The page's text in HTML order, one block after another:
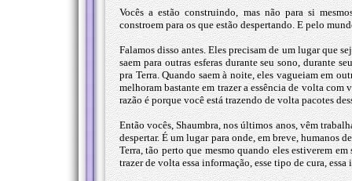
Vocês a estão construindo, mas não para si
constroem para os que estão despertando. E pelo
Falamos disso antes. Eles precisam de um lugar que
saem para outras esferas durante seu sono, durante
pra Terra. Quando saem à noite, eles vagueiam em
melhoram bastante em trazer a essência de volta com
razão é porque você está trazendo de volta pacotes
Então vocês, Shaumbra, nos últimos anos, vêm
despertar. É um lugar para onde, em breve, humanos
Terra, tão perto que mesmo quando eles estiverem
trazer de volta essa informação, esse tipo de cura, essa